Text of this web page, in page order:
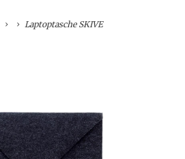
Laptoptasche SKIVE